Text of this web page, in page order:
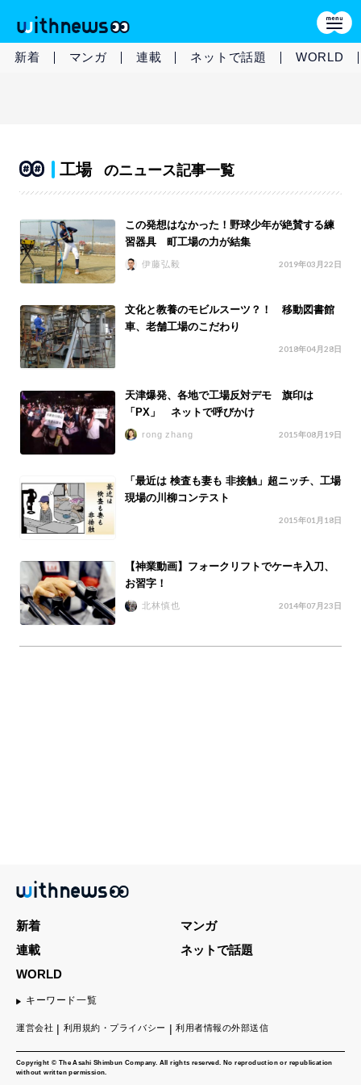
新着 マンガ 連載 ネットで話題 WORLD
工場 のニュース記事一覧
この発想はなかった！野球少年が絶賛する練
習器具 町工場の力が結集
伊藤弘毅 2019年03月22日
文化と教養のモビルスーツ？！ 移動図書館
車、老舗工場のこだわり
2018年04月28日
天津爆発、各地で工場反対デモ 旗印は
「PX」 ネットで呼びかけ
rong zhang 2015年08月19日
「最近は 検査も妻も 非接触」超ニッチ、工場
現場の川柳コンテスト
2015年01月18日
【神業動画】フォークリフトでケーキ入刀、
お習字！
北林慎也 2014年07月23日
Copyright © The Asahi Shimbun Company. All rights reserved. No reproduction or republication
without written permission.
新着
マンガ
連載
ネットで話題
WORLD
キーワード一覧
運営会社 利用規約・プライバシー 利用者情報の外部送信